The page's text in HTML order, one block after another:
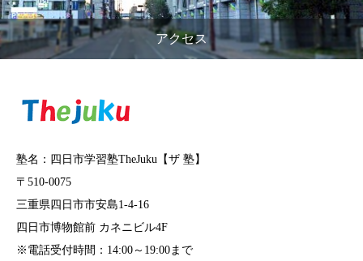
アクセス
塾名：四日市学習塾TheJuku【ザ 塾】
〒510-0075
三重県四日市市安島1-4-16
四日市博物館前 カネニビル4F
※電話受付時間：14:00～19:00まで